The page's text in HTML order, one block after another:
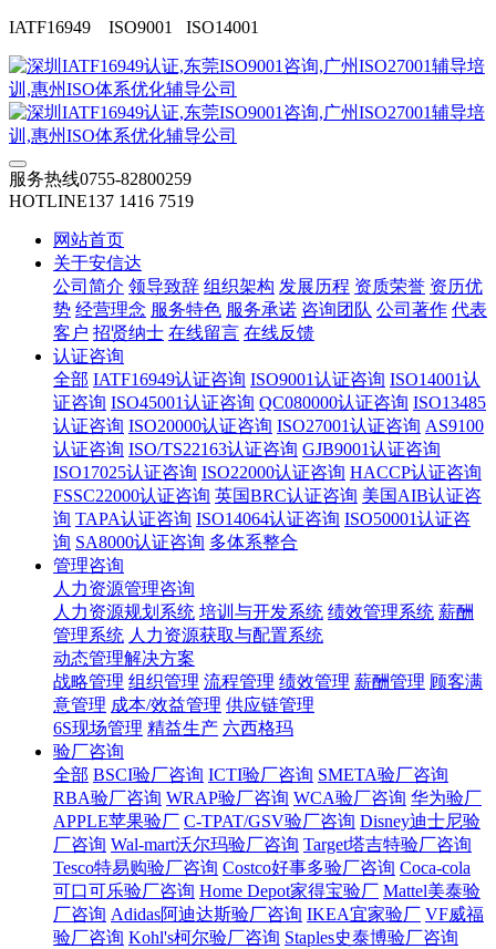
IATF16949 ISO9001 ISO14001
服务热线0755-82800259
HOTLINE137 1416 7519
网站首页
关于安信达
公司简介 领导致辞 组织架构 发展历程 资质荣誉 资历优
势 经营理念 服务特色 服务承诺 咨询团队 公司著作 代表
客户 招贤纳士 在线留言 在线反馈
认证咨询
全部 IATF16949认证咨询 ISO9001认证咨询 ISO14001认
证咨询 ISO45001认证咨询 QC080000认证咨询 ISO13485
认证咨询 ISO20000认证咨询 ISO27001认证咨询 AS9100
认证咨询 ISO/TS22163认证咨询 GJB9001认证咨询
ISO17025认证咨询 ISO22000认证咨询 HACCP认证咨询
FSSC22000认证咨询 英国BRC认证咨询 美国AIB认证咨
询 TAPA认证咨询 ISO14064认证咨询 ISO50001认证咨
询 SA8000认证咨询 多体系整合
管理咨询
人力资源管理咨询
人力资源规划系统 培训与开发系统 绩效管理系统 薪酬
管理系统 人力资源获取与配置系统
动态管理解决方案
战略管理 组织管理 流程管理 绩效管理 薪酬管理 顾客满
意管理 成本/效益管理 供应链管理
6S现场管理 精益生产 六西格玛
验厂咨询
全部 BSCI验厂咨询 ICTI验厂咨询 SMETA验厂咨询
RBA验厂咨询 WRAP验厂咨询 WCA验厂咨询 华为验厂
APPLE苹果验厂 C-TPAT/GSV验厂咨询 Disney迪士尼验
厂咨询 Wal-mart沃尔玛验厂咨询 Target塔吉特验厂咨询
Tesco特易购验厂咨询 Costco好事多验厂咨询 Coca-cola
可口可乐验厂咨询 Home Depot家得宝验厂 Mattel美泰验
厂咨询 Adidas阿迪达斯验厂咨询 IKEA宜家验厂 VF威福
验厂咨询 Kohl's柯尔验厂咨询 Staples史泰博验厂咨询